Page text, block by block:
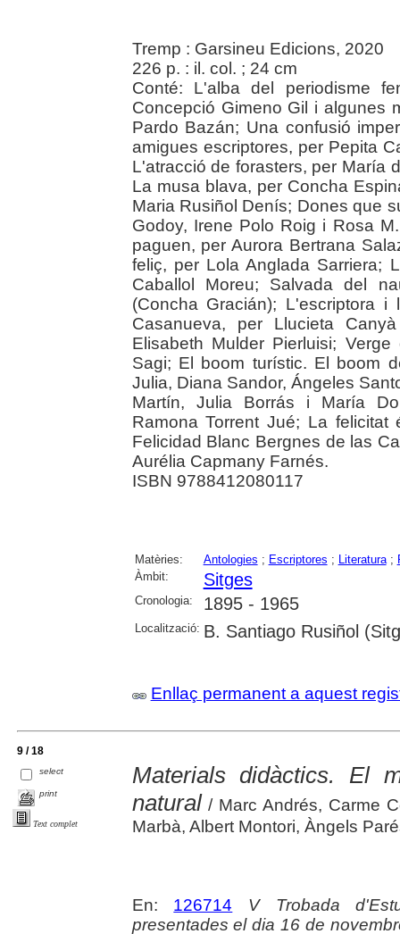
Tremp : Garsineu Edicions, 2020
226 p. : il. col. ; 24 cm
Conté: L'alba del periodisme
Concepció Gimeno Gil i algunes
Pardo Bazán; Una confusió
amigues escriptores, per Pepita
L'atracció de forasters, per María
La musa blava, per Concha
Maria Rusiñol Denís; Dones que
Godoy, Irene Polo Roig i Rosa
paguen, per Aurora Bertrana
feliç, per Lola Anglada Sarriera;
Caballol Moreu; Salvada del
(Concha Gracián); L'escriptora
Casanueva, per Llucieta
Elisabeth Mulder Pierluisi;
Sagi; El boom turístic. El boom
Julia, Diana Sandor, Ángeles
Martín, Julia Borrás i María
Ramona Torrent Jué; La
Felicidad Blanc Bergnes de las
Aurélia Capmany Farnés.
ISBN 9788412080117
Matèries: Antologies ; Escriptores ; Literatura;
Àmbit:
Sitges
Cronologia: 1895 - 1965
Localització: B. Santiago Rusiñol
Enllaç permanent a aquest
9 / 18
select
print
Text complet
Materials didàctics. El
natural/ Marc Andrés, Carme
Marbà, Albert Montori, Àngels
En: 126714
V Trobada
presentades el dia 16 de